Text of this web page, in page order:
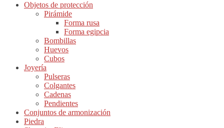
Objetos de protección
Pirámide
Forma rusa
Forma egipcia
Bombillas
Huevos
Cubos
Joyería
Pulseras
Colgantes
Cadenas
Pendientes
Conjuntos de armonización
Piedra